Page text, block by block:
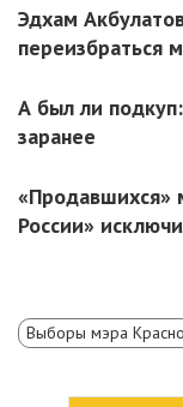
Эдхам
переизбраться
А был ли
заранее
«Продавшихся»
России»
Выборы мэра